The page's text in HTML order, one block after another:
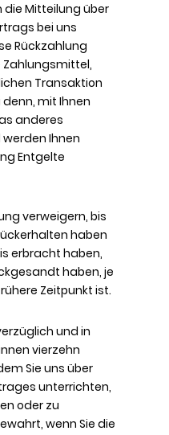
die Mitteilung über
bei uns
Rückzahlung
Transaktion
mit Ihnen
anderes
werden Ihnen
Entgelte
verweigern, bis
haben
erbracht haben,
haben, je
Zeitpunkt ist.
und in
vierzehn
Sie uns über
unterrichten,
oder zu
wenn Sie die